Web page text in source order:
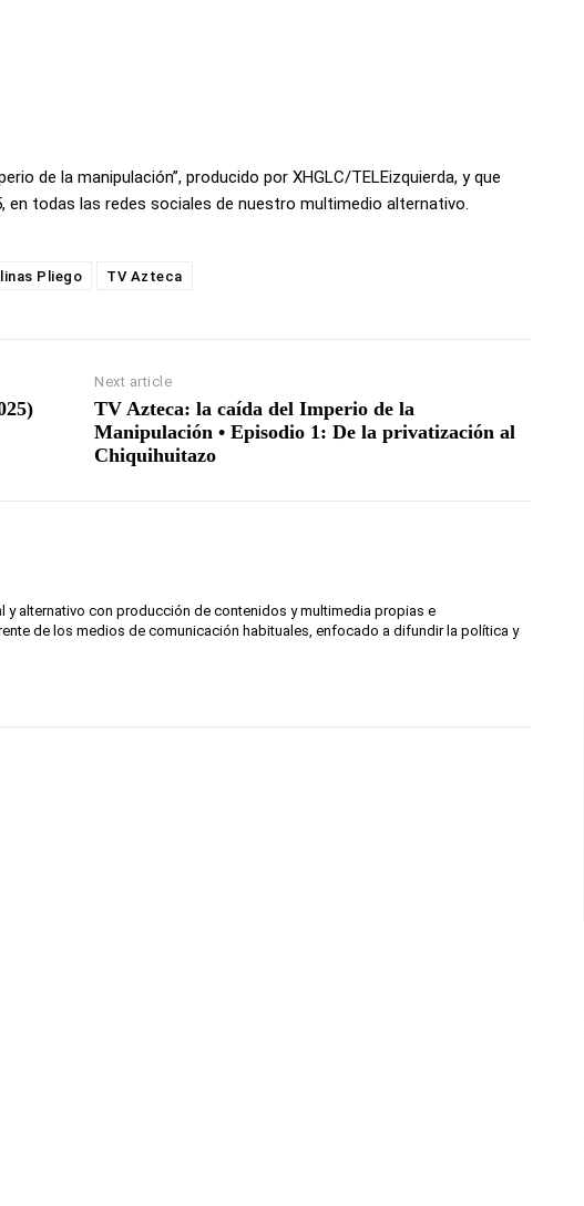
de la manipulación”, producido por XHGLC/TELEizquierda, y que
en todas las redes sociales de nuestro multimedio alternativo.
Pliego TV Azteca
Next article
TV Azteca: la caída del Imperio de la
Manipulación • Episodio 1: De la privatización al
Chiquihuitazo
y alternativo con producción de contenidos y multimedia propias e
de los medios de comunicación habituales, enfocado a difundir la política y